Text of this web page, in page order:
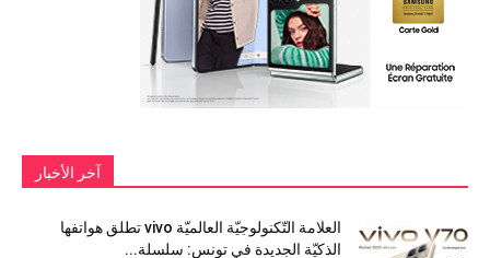
آخر الأخبار
العلامة التّكنولوجيّة العالميّة vivo تطلق هواتفها
الذكيّة الجديدة في تونس: سلسلة...